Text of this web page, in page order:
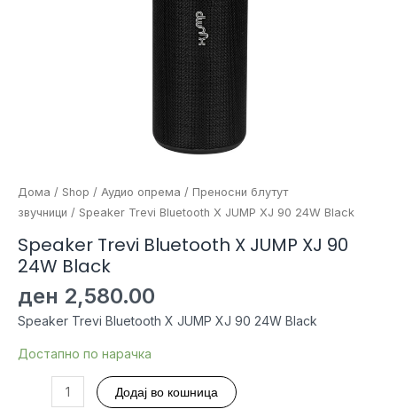
Дома / Shop / Аудио опрема / Преносни блутут
звучници / Speaker Trevi Bluetooth X JUMP XJ 90 24W Black
Speaker Trevi Bluetooth X JUMP XJ 90
24W Black
ден 2,580.00
Speaker Trevi Bluetooth X JUMP XJ 90 24W Black
Достапно по нарачка
Speaker
Додај во кошница